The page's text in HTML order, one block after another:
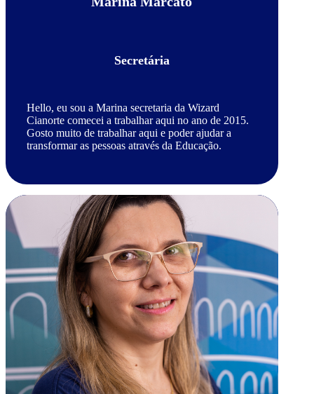
Secretária
Hello, eu sou a Marina secretaria da Wizard
Cianorte comecei a trabalhar aqui no ano de 2015.
Gosto muito de trabalhar aqui e poder ajudar a
transformar as pessoas através da Educação.